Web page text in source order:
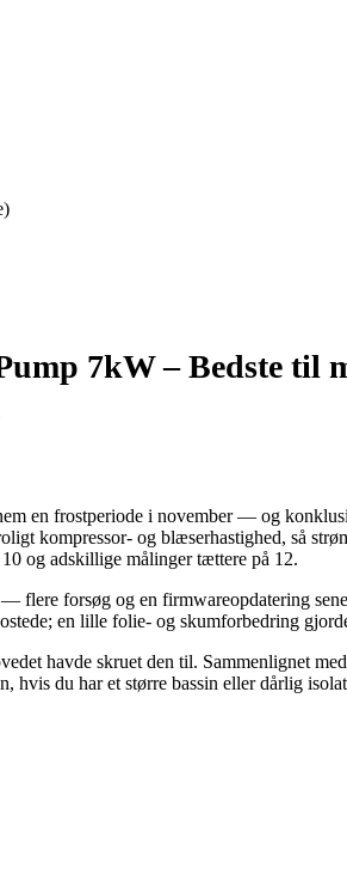
7kW –Bedste til
en frostperiode i november — og
kompressor- og blæserhastighed, så
og adskillige målinger tættere på 12.
flere forsøg og en firmwareopdatering
en lille folie- og skumforbedring
havde skruet den til. Sammenlignet
du har et større bassin eller dårlig